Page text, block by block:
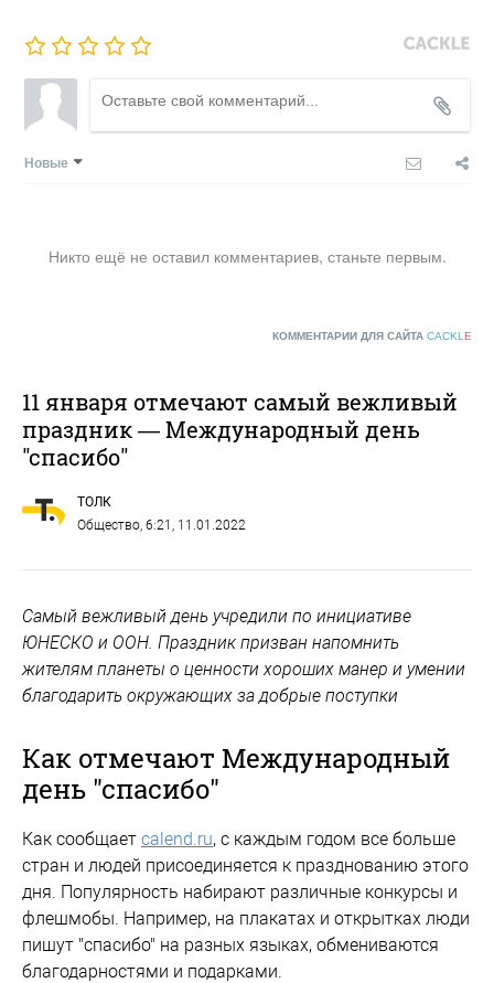
Новые
Никто ещё не оставил комментариев, станьте первым.
КОММЕНТАРИИ ДЛЯ САЙТА CACKL E
11 января отмечают самый вежливый
праздник — Международный день
"спасибо"
ТОЛК
Общество , 6:21, 11.01.2022
Самый вежливый день учредили по инициативе
ЮНЕСКО и ООН. Праздник призван напомнить
жителям планеты о ценности хороших манер и умении
благодарить окружающих за добрые поступки
Как отмечают Международный
день "спасибо"
Как сообщает calend.ru, с каждым годом все больше
стран и людей присоединяется к празднованию этого
дня. Популярность набирают различные конкурсы и
флешмобы. Например, на плакатах и открытках люди
пишут "спасибо" на разных языках, обмениваются
благодарностями и подарками.